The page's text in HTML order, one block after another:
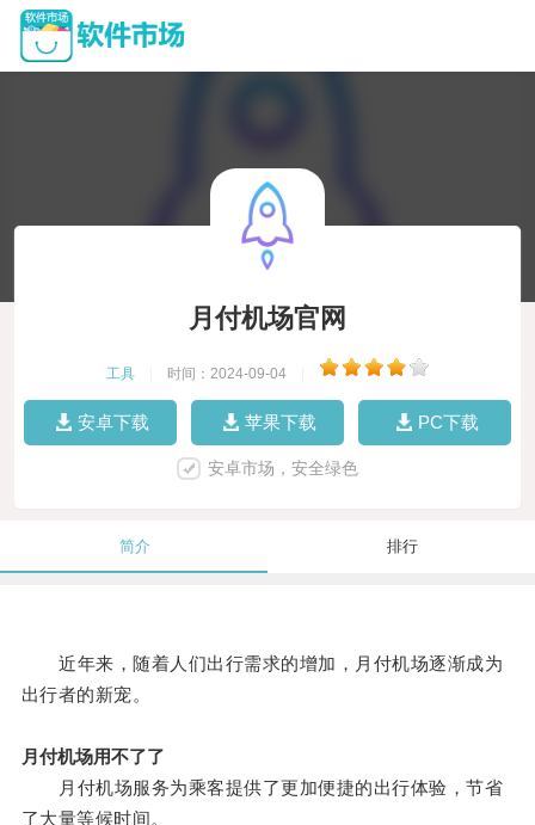
月付机场官网
工具 时间：2024-09-04
安卓下载 苹果下载 PC下载
安卓市场，安全绿色
简介 排行
近年来，随着人们出行需求的增加，月付机场逐渐成为
出行者的新宠。
月付机场用不了了
月付机场服务为乘客提供了更加便捷的出行体验，节省
了大量等候时间。